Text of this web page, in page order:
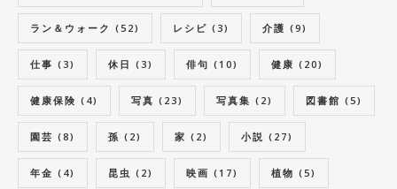
ラン＆ウォーク (52) レシピ (3) 介護 (9)
仕事 (3) 休日 (3) 俳句 (10) 健康 (20)
健康保険 (4) 写真 (23) 写真集 (2) 図書館 (5)
園芸 (8) 孫 (2) 家 (2) 小説 (27)
年金 (4) 昆虫 (2) 映画 (17) 植物 (5)